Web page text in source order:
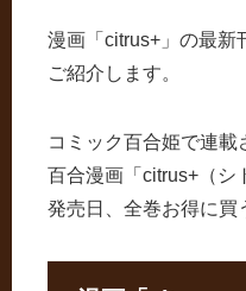
漫画「citrus+」の最新
ご紹介します。
コミック百合姫で連載
百合漫画「citrus+（シ
発売日、全巻お得に買